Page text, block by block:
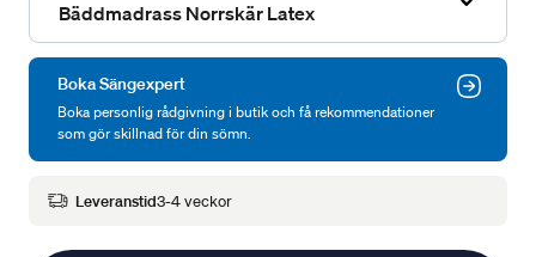
Bäddmadrass Norrskär Latex
Boka Sängexpert
Boka personlig rådgivning i butik och få rekommendationer
som gör skillnad för din sömn.
Leveranstid3-4 veckor